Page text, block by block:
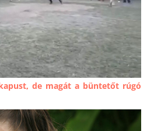
de magát a büntetőt rúgó